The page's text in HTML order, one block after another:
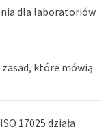
dla laboratoriów
które mówią
17025 działa